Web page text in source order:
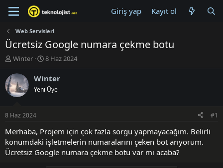
Giriş yap Kayıt ol
Web Servisleri
Ücretsiz Google numara çekme botu
K
n
u
y
B
a
ş
a
t
Winter
B
ş
a
ç
t
a
r
8 Haz 2024
Winter
Yeni Üye
8 Haz 2024 #1
Merhaba, Projem için çok fazla sorgu yapmayacağım. Belirli
konumdaki işletmelerin numaralarını çeken bot arıyorum.
Ücretsiz Google numara çekme botu var mı acaba?